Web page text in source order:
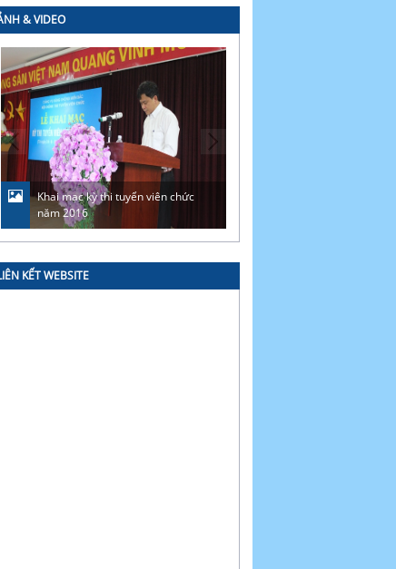
về kinh doanh của Cục Hàng không
Nam".
07/2016)
Quyết định về việc công bố Danh mục
văn bản quy phạm pháp luật về giao
thông vận tải hết hiệu lực thi hành 6
tháng đầu năm 2016
(21/07/2016)
& VIDEO
Khai mạc kỳ thi tuyển viên chức
năm 2016
KẾT WEBSITE